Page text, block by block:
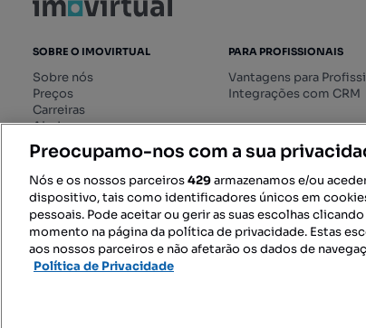
SOBRE O IMOVIRTUAL
Sobre nós
Preços
Carreiras
Ajuda
Livro de Reclamações online
Regulamento dos Serviços
Digitais
PARA PROFISSIONAIS
Vantagens para
Integrações com CRM
SIGA-NOS:
Preocupamo-nos com a sua
Nós e os nossos parceiros429armazenamos e/ou
dispositivo, tais como identificadores únicos em
pessoais. Pode aceitar ou gerir as suas escolhas
momento na página da política de privacidade. Estas
aos nossos parceiros e não afetarão os dados de
Política de Privacidade